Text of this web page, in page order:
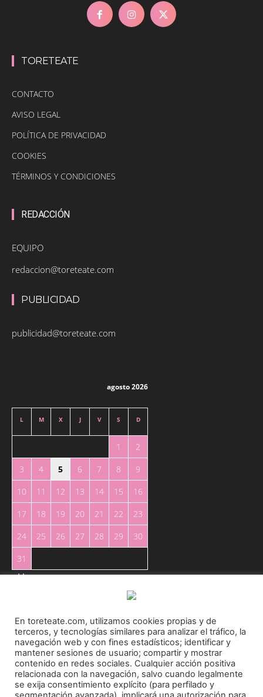
TORETEATE
CONTACTO
AVISO LEGAL
POLÍTICA DE PRIVACIDAD
COOKIES
TÉRMINOS Y CONDICIONES
REDACCIÓN
EQUIPO
redaccion@toreteate.com
PUBLICIDAD
publicidad@toreteate.com
agosto 2026
L M X J V S D
1
2
3
4 5 6 7 8
9
10
11 12 13 14 15
16
17
18 19 20 21 22
23
24
25 26 27 28 29
30
31
« May
Toreteate Ⓒ 2023. Todos los derechos reservados
Diseñado porWelow Marketing
En toreteate.com, utilizamos cookies propias y de
terceros, y tecnologías similares para analizar el tráfico, la
navegación web y con fines estadísticos; identificar y
mantener sesiones de usuario; compartir y mostrar
contenido en redes sociales. Cualquier acción positiva
relacionada con la navegación, salvo cuando legalmente
se exija consentimiento explícito (para perfilado y